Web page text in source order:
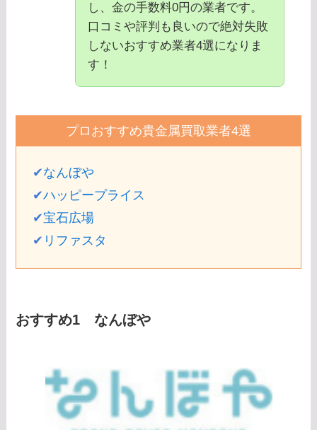
し、金の手数料0円の業者です。
口コミや評判も良いので絶対失敗
しないおすすめ業者4選になりま
す！
プロおすすめ貴金属買取業者4選
✔なんぼや
✔ハッピープライス
✔宝石広場
✔ リファスタ
おすすめ1 なんぼや